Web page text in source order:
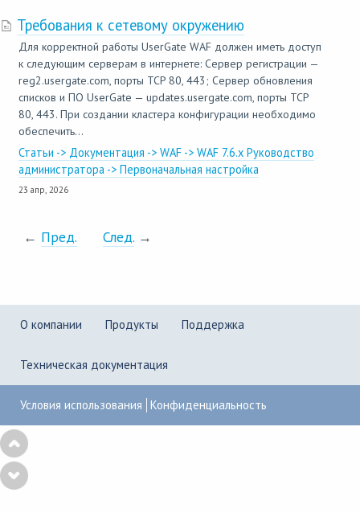
Требования к сетевому окружению
Для корректной работы UserGate WAF должен иметь доступ
к следующим серверам в интернете: Сервер регистрации —
reg2.usergate.com, порты TCP 80, 443; Сервер обновления
списков и ПО UserGate — updates.usergate.com, порты TCP
80, 443. При создании кластера конфигурации необходимо
обеспечить...
Статьи -> Документация -> WAF -> WAF 7.6.x Руководство
администратора -> Первоначальная настройка
23 апр, 2026
← Пред. След. →
О компании Продукты Поддержка
Техническая документация
Условия использования Конфиденциальность
10
results